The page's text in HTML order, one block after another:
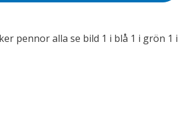
pennor alla se bild 1 i blå 1 i grön 1 i